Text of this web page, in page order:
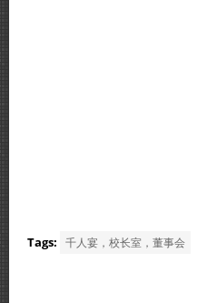
Tags: 千人宴，校长室，董事会